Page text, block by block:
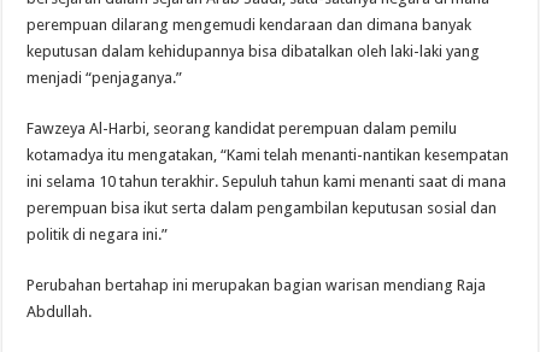
perempuan dilarang mengemudi kendaraan dan dimana banyak
keputusan dalam kehidupannya bisa dibatalkan oleh laki-laki yang
menjadi “penjaganya.”
Fawzeya Al-Harbi, seorang kandidat perempuan dalam pemilu
kotamadya itu mengatakan, “Kami telah menanti-nantikan kesempatan
ini selama 10 tahun terakhir. Sepuluh tahun kami menanti saat di mana
perempuan bisa ikut serta dalam pengambilan keputusan sosial dan
politik di negara ini.”
Perubahan bertahap ini merupakan bagian warisan mendiang Raja
Abdullah.